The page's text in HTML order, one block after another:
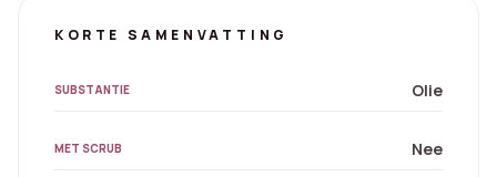
KORTE SAMENVATTING
SUBSTANTIE Olie
MET SCRUB Nee